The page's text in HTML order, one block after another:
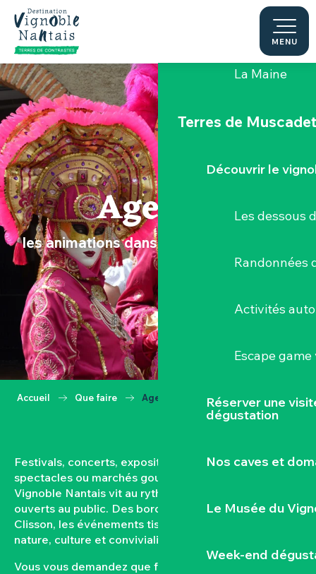
Aller
contenu
principal
MENU
Le "Porte-
La Maine
Terres de Muscadet
Découvrir le
Les dessous
Randonnées
Activités
Escape
Réserver une
dégustation
Nos caves et
Le Musée du
Week-end
Agenda
les animations dans le Vignoble Nantais
Accueil Que faire Agenda
Festivals, concerts, expositions, vendanges,
spectacles ou marchés gourmands… Toute l’année, le
Vignoble Nantais vit au rythme de ses rendez-vous
ouverts au public. Des bords de Loire aux coteaux de
Clisson, les événements tissent un lien fort entre
nature, culture et convivialité.
Vous vous demandez que faire dans le Vignoble